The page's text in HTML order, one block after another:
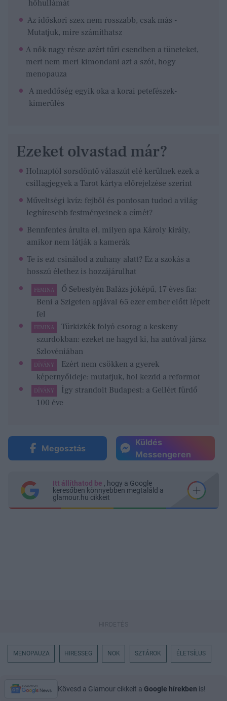
hőhullámát
Az időskori szex nem rosszabb, csak más -
Mutatjuk, mire számíthatsz
A nők nagy része azért tűri csendben a tüneteket,
mert nem meri kimondani azt a szót, hogy
menopauza
A meddőség egyik oka a korai petefészek-
kimerülés
Ezeket olvastad már?
Holnaptól sorsdöntő válaszút elé kerülnek ezek a
csillagjegyek a Tarot kártya előrejelzése szerint
Műveltségi kvíz: fejből és pontosan tudod a világ
leghíresebb festményeinek a címét?
Bennfentes árulta el, milyen apa Károly király,
amikor nem látják a kamerák
Te is ezt csinálod a zuhany alatt? Ez a szokás a
hosszú élethez is hozzájárulhat
FEMINA
Ő Sebestyén Balázs jóképű, 17 éves fia:
Beni a Szigeten apjával 65 ezer ember előtt lépett
fel
FEMINA
Türkizkék folyó csorog a keskeny
szurdokban: ezeket ne hagyd ki, ha autóval jársz
Szlovéniában
DÍVÁNY
Ezért nem csökken a gyerek
képernyőideje: mutatjuk, hol kezdd a reformot
DÍVÁNY
Így strandolt Budapest: a Gellért fürdő
100 éve
Megosztás
Küldés
Messengeren
Itt állíthatod be , hogy a Google
keresőben könnyebben megtaláld a
glamour.hu cikkeit
MENOPAUZA HIRESSEG NOK SZTÁROK ÉLETSÍLUS
Kövesd a Glamour cikkeit a Google hírekben is!